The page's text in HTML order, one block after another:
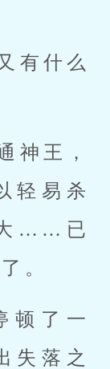
有什么
神王，
轻易杀
……已
。
了一
失落之